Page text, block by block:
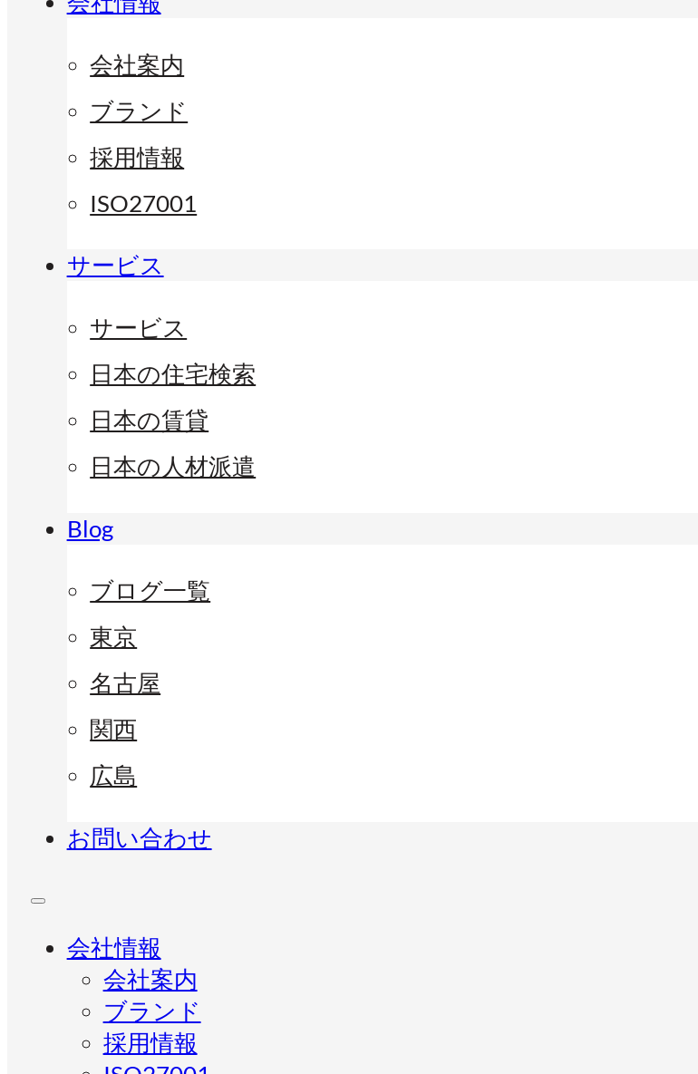
会社案内
ブランド
採用情報
ISO27001
サービス
サービス
日本の住宅検索
日本の賃貸
日本の人材派遣
Blog
ブログ一覧
東京
名古屋
関西
広島
お問い合わせ
会社情報
会社案内
ブランド
採用情報